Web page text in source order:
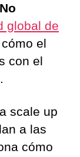
global de
el
con el
scale up
a las
cómo